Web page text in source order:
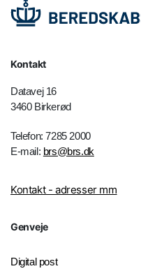
Kontakt
Datavej 16
3460 Birkerød
Telefon: 7285 2000
E-mail: brs@brs.dk
Kontakt - adresser mm
Genveje
Digital post